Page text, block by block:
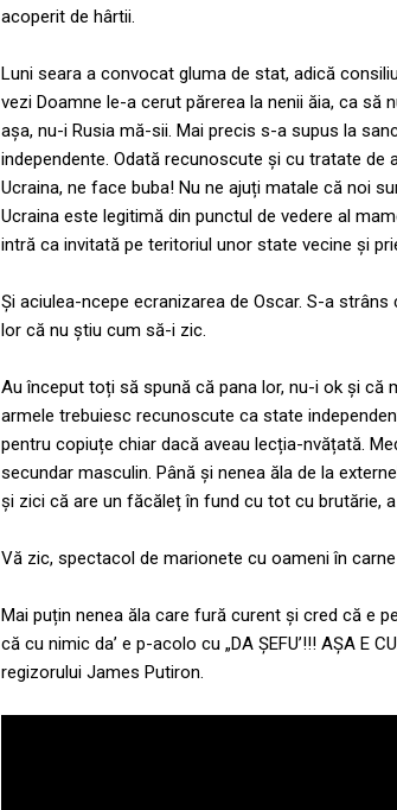
acoperit de hârtii.
Luni seara a convocat gluma de stat, adică
vezi Doamne le-a cerut părerea la nenii ăia, ca să
așa, nu-i Rusia mă-sii. Mai precis s-a supus la
independente. Odată recunoscute și cu tratate de
Ucraina, ne face buba! Nu ne ajuți matale că noi
Ucraina este legitimă din punctul de vedere al
intră ca invitată pe teritoriul unor state vecine și
Și aciulea-ncepe ecranizarea de Oscar. S-a
lor că nu știu cum să-i zic.
Au început toți să spună că pana lor, nu-i ok și că
armele trebuiesc recunoscute ca state
pentru copiuțe chiar dacă aveau lecția-nvățată.
secundar masculin. Până și nenea ăla de la
și zici că are un făcăleț în fund cu tot cu brutărie,
Vă zic, spectacol de marionete cu oameni în
Mai puțin nenea ăla care fură curent și cred că e
că cu nimic da’ e p-acolo cu „DA ȘEFU’!!! AȘA E
regizorului James Putiron.